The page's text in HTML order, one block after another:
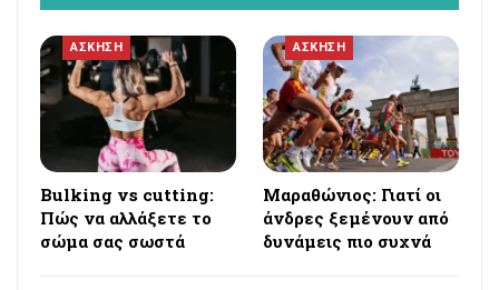
ΑΣΚΗΣΗ
Bulking vs cutting:
Πώς να αλλάξετε το
σώμα σας σωστά
ΑΣΚΗΣΗ
Μαραθώνιος: Γιατί οι
άνδρες ξεμένουν από
δυνάμεις πιο συχνά